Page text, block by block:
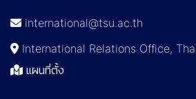
international@tsu.ac.th
International Relations Office,
แผนที่ตั้ง